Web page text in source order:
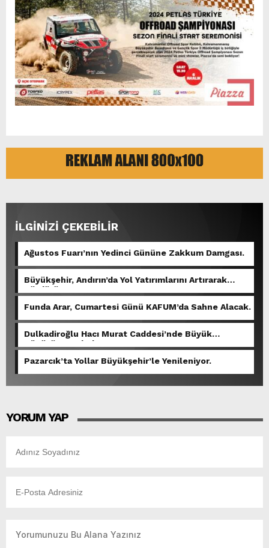
İLGİNİZİ ÇEKEBİLİR
Ağustos Fuarı’nın Yedinci Gününe Zakkum Damgası.
Büyükşehir, Andırın’da Yol Yatırımlarını Artırarak
Sürdürüyor.
Funda Arar, Cumartesi Günü KAFUM’da Sahne Alacak.
Dulkadiroğlu Hacı Murat Caddesi’nde Büyük
Dönüşüm Başladı.
Pazarcık’ta Yollar Büyükşehir’le Yenileniyor.
YORUM YAP